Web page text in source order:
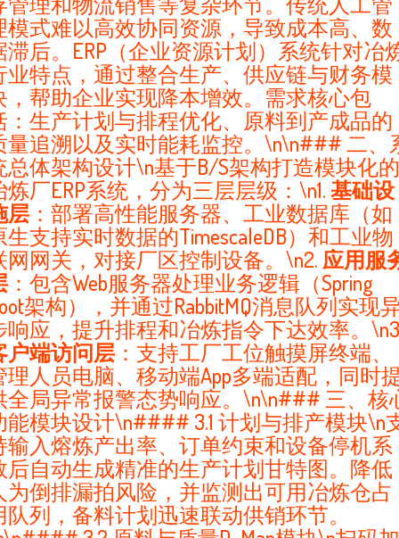
模式难以高效协同资源，导致成本高、数
滞后。ERP（企业资源计划）系统针对冶
业特点，通过整合生产、供应链与财务模
，帮助企业实现降本增效。需求核心包
：生产计划与排程优化、原料到产成品的
量追溯以及实时能耗监控。\n\n### 二、
总体架构设计\n基于B/S架构打造模块化的
炼厂ERP系统，分为三层层级：\n1.基础设
层 ：部署高性能服务器、工业数据库（如
生支持实时数据的TimescaleDB）和工业物
网网关，对接厂区控制设备。\n2. 应用服
：包含Web服务器处理业务逻辑（Spring
架构），并通过RabbitMQ消息队列实现
响应，提升排程和冶炼指令下达效率。
户端访问层 ：支持工厂工位触摸屏终端、
理人员电脑、移动端App多端适配，同时
全局异常报警态势响应。\n\n### 三、核
能模块设计\n#### 3.1 计划与排产模块\n
输入熔炼产出率、订单约束和设备停机系
后自动生成精准的生产计划甘特图。降低
为倒排漏拍风险，并监测出可用冶炼仓占
队列，备料计划迅速联动供销环节。